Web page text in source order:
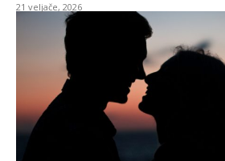
21 veljače, 2026